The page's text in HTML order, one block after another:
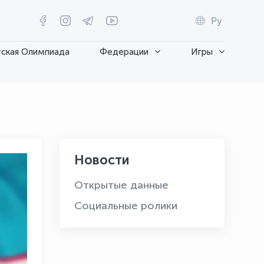
Ру
Олимпиада Федерации Игры
Новости
Открытые данные
Социальные ролики